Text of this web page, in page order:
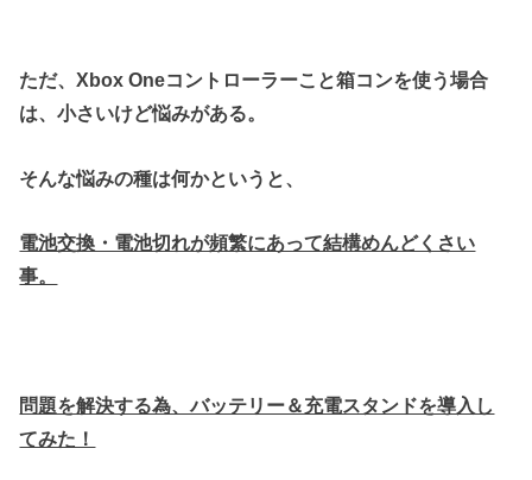
ただ、Xbox Oneコントローラーこと箱コンを使う場合
は、小さいけど悩みがある。
そんな悩みの種は何かというと、
電池交換・電池切れが頻繁にあって結構めんどくさい
事。
問題を解決する為、バッテリー＆充電スタンドを導入し
てみた！